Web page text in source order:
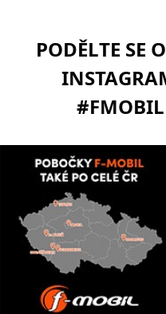
PODĚLTE SE
#FMOBIL